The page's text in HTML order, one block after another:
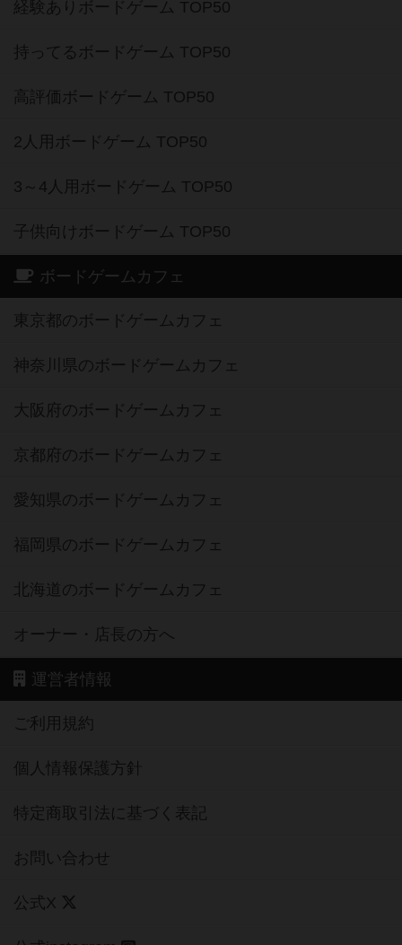
お気に入りボードゲーム TOP50
興味ありボードゲーム TOP50
経験ありボードゲーム TOP50
持ってるボードゲーム TOP50
高評価ボードゲーム TOP50
2人用ボードゲーム TOP50
3～4人用ボードゲーム TOP50
子供向けボードゲーム TOP50
ボードゲームカフェ
東京都のボードゲームカフェ
神奈川県のボードゲームカフェ
大阪府のボードゲームカフェ
京都府のボードゲームカフェ
愛知県のボードゲームカフェ
福岡県のボードゲームカフェ
北海道のボードゲームカフェ
オーナー・店長の方へ
運営者情報
ご利用規約
個人情報保護方針
特定商取引法に基づく表記